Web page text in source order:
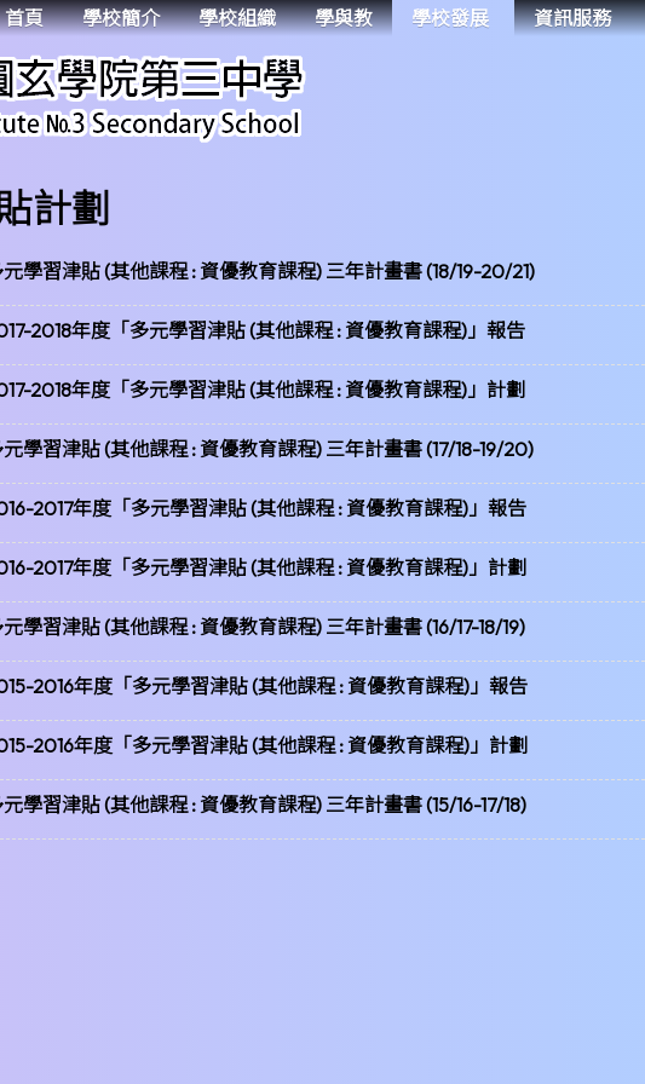
首頁 學校簡介 學校組織 學與教 學校發展 資訊服務
計劃
元學習津貼 (其他課程 : 資優教育課程) 三年計畫書 (18/19-20/21)
2018年度「多元學習津貼 (其他課程 : 資優教育課程)」報告
2018年度「多元學習津貼 (其他課程 : 資優教育課程)」計劃
元學習津貼 (其他課程 : 資優教育課程) 三年計畫書 (17/18-19/20)
2017年度「多元學習津貼 (其他課程 : 資優教育課程)」報告
2017年度「多元學習津貼 (其他課程 : 資優教育課程)」計劃
學習津貼 (其他課程 : 資優教育課程) 三年計畫書 (16/17-18/19)
2016年度「多元學習津貼 (其他課程 : 資優教育課程)」報告
2016年度「多元學習津貼 (其他課程 : 資優教育課程)」計劃
學習津貼 (其他課程 : 資優教育課程) 三年計畫書 (15/16-17/18)